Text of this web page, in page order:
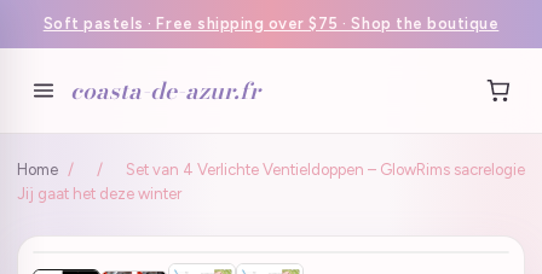
Soft pastels · Free shipping over $75 · Shop the boutique
coasta-de-azur.fr
Home / /
Set van 4 Verlichte Ventieldoppen – GlowRims sacrelogie
Jij gaat het deze winter